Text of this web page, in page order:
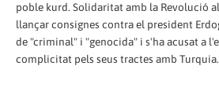
poble kurd. Solidaritat amb la Revolució
llançar consignes contra el president
de "criminal" i "genocida" i s'ha acusat a
complicitat pels seus tractes amb Turquia.